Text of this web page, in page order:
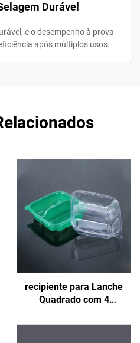
Durável
e o desempenho à prova
após múltiplos usos.
recipiente para Lanche
Quadrado com 4